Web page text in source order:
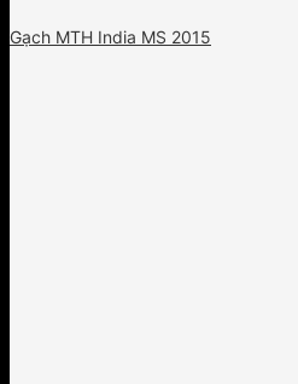
Gạch MTH India MS 2015